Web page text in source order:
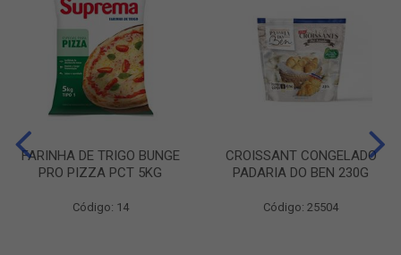
FARINHA DE TRIGO BUNGE
PRO PIZZA PCT 5KG
Código: 14
CROISSANT CONGELADO
PADARIA DO BEN 230G
Código: 25504